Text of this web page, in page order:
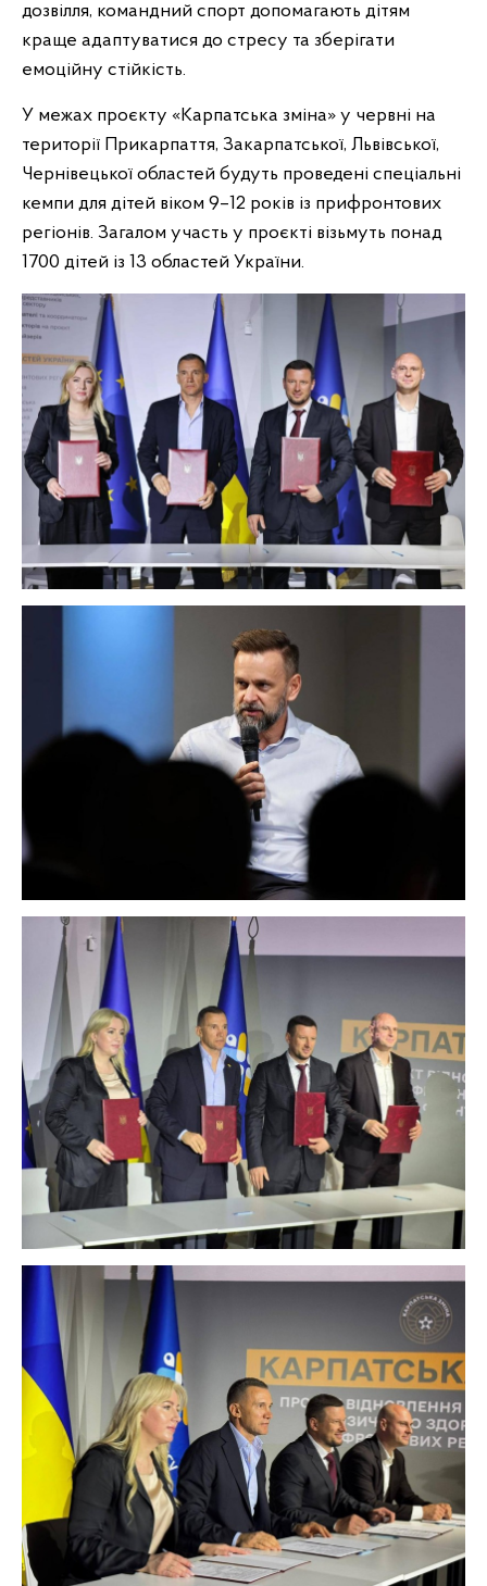
дозвілля, командний спорт допомагають дітям
краще адаптуватися до стресу та зберігати
емоційну стійкість.
У межах проєкту «Карпатська зміна» у червні на
території Прикарпаття, Закарпатської, Львівської,
Чернівецької областей будуть проведені спеціальні
кемпи для дітей віком 9–12 років із прифронтових
регіонів. Загалом участь у проєкті візьмуть понад
1700 дітей із 13 областей України.